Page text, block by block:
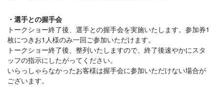
・選手との握手会
トークショー終了後、選手との握手会を実施いたします。参加券1
枚につきお1人様のみ一回ご参加いただけます。
トークショー終了後、整列いたしますので、終了後速やかにスタ
ッフの指示にしたがってください。
いらっしゃらなかったお客様は握手会に参加いただけない場合が
ございます。